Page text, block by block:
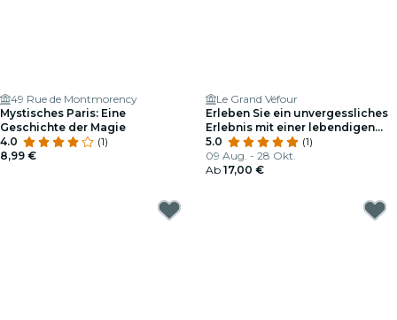
49 Rue de Montmorency
Mystisches Paris: Eine
Geschichte der Magie
4.0
(1)
8,99 €
Le Grand Véfour
Erleben Sie ein unvergessliches
Erlebnis mit einer lebendigen
Ermittlungsarbeit im Palais
Royal!
5.0
(1)
09 Aug. - 28 Okt.
Ab 17,00 €